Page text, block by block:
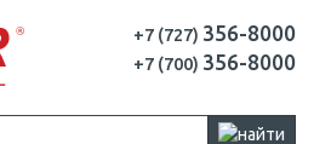
+7 (727) 356-8000
+7 (700) 356-8000